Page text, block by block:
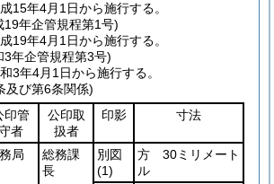
15年4月1日から施行する。
19年企管規程第1号)
19年4月1日から施行する。
3年企管規程第3号)
3年4月1日から施行する。
及び第6条関係)
印管
者
公印取
扱者
印影 寸法
局
総務課
長
別図
(1)
方 30ミリメート
ル